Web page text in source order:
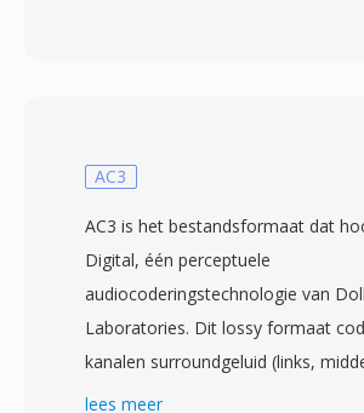
aanzienlijk betere visuele kwaliteit
opzichte van de constante-
RMVB verwierf bijzondere
en Zuidoost-Aziatische markten in
van de jaren 2000, waar het één
formaat werd voor het distribueren
AC3
AC3 is het bestandsformaat dat
Digital, één perceptuele
audiocoderingstechnologie van
Laboratories. Dit lossy formaat
kanalen surroundgeluid (links,
links surround, rechts surround en
lees meer